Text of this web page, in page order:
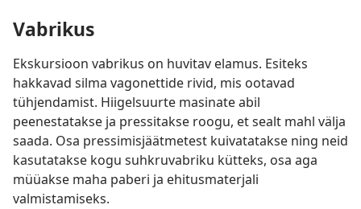
Vabrikus
Ekskursioon vabrikus on huvitav elamus. Esiteks
hakkavad silma vagonettide rivid, mis ootavad
tühjendamist. Hiigelsuurte masinate abil
peenestatakse ja pressitakse roogu, et sealt mahl välja
saada. Osa pressimisjäätmetest kuivatatakse ning neid
kasutatakse kogu suhkruvabriku kütteks, osa aga
müüakse maha paberi ja ehitusmaterjali
valmistamiseks.